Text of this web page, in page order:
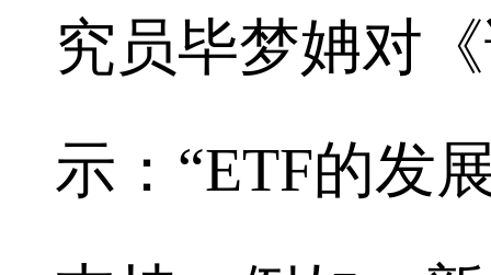
究员毕梦姌对
示：“ETF的发